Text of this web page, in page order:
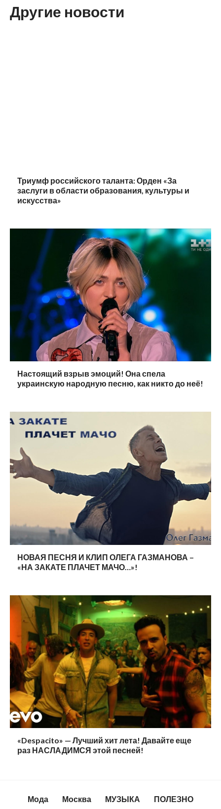
Другие новости
Триумф российского таланта: Орден «За
заслуги в области образования, культуры и
искусства»
Настоящий взрыв эмоций! Она спела
украинскую народную песню, как никто до неё!
НОВАЯ ПЕСНЯ И КЛИП ОЛЕГА ГАЗМАНОВА –
«НА ЗАКАТЕ ПЛАЧЕТ МАЧО…»!
«Despacito» — Лучший хит лета! Давайте еще
раз НАСЛАДИМСЯ этой песней!
Мода Москва МУЗЫКА ПОЛЕЗНО